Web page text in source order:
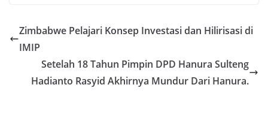
Zimbabwe Pelajari Konsep Investasi dan Hilirisasi di
IMIP
Setelah 18 Tahun Pimpin DPD Hanura Sulteng
Hadianto Rasyid Akhirnya Mundur Dari Hanura.